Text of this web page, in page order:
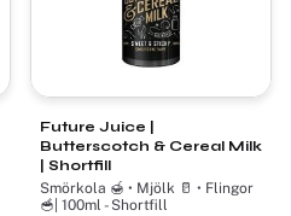
Future Juice |
Butterscotch & Cereal Milk
| Shortfill
Smörkola 🍯 • Mjölk 🥛 • Flingor
🥣| 100ml - Shortfill